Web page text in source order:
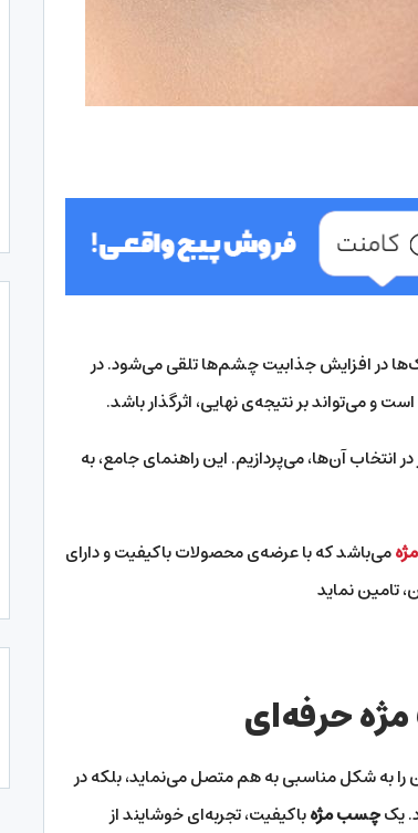
در افزایش جذابیت چشم‌ها تلقی می‌شود. در
و می‌تواند بر نتیجه‌ی نهایی، اثرگذار باشد.
انتخاب آن‌ها، می‌پردازیم. این راهنمای جامع، به
می‌باشد که با عرضه‌ی محصولات باکیفیت و دارای
تامین نماید
حرفه‌ای
به شکل مناسبی به هم متصل می‌نماید، بلکه در
یکچسب مژهباکیفیت، تجربه‌ای خوشایند از